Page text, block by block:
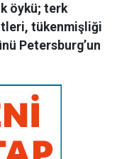
öykü; terk
tükenmişliği
Petersburg’un